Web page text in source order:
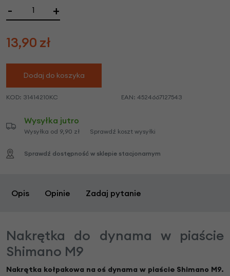
- +
13,90 zł
Dodaj do koszyka
KOD: 31414210KC EAN: 4524667127543
Wysyłka jutro
Wysyłka od 9,90 zł Sprawdź koszt wysyłki
Sprawdź dostępność w sklepie stacjonarnym
Opis Opinie Zadaj pytanie
Nakrętka do dynama w piaście
Shimano M9
Nakrętka kołpakowa na oś dynama w piaście Shimano M9.